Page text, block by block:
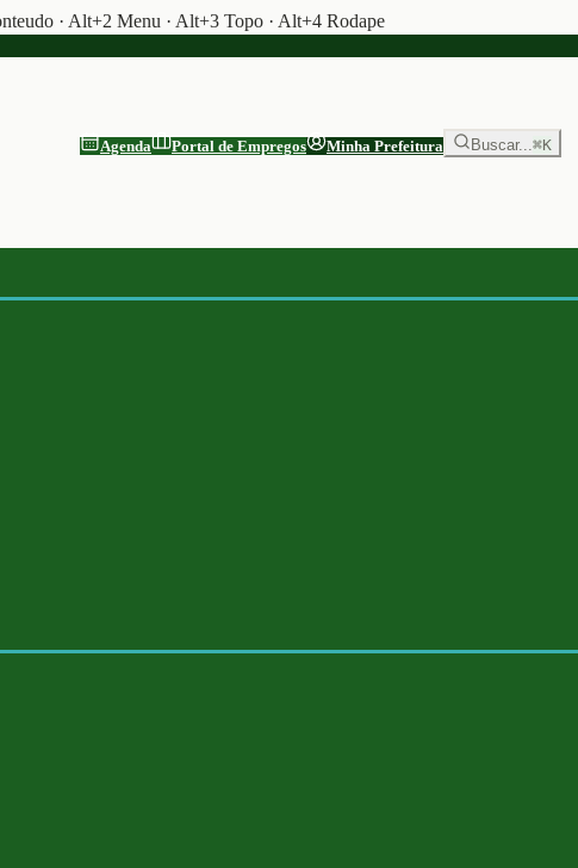
· Alt+2 Menu · Alt+3 Topo · Alt+4 Rodape
Agenda Portal de Empregos Minha Prefeitura Buscar...⌘K